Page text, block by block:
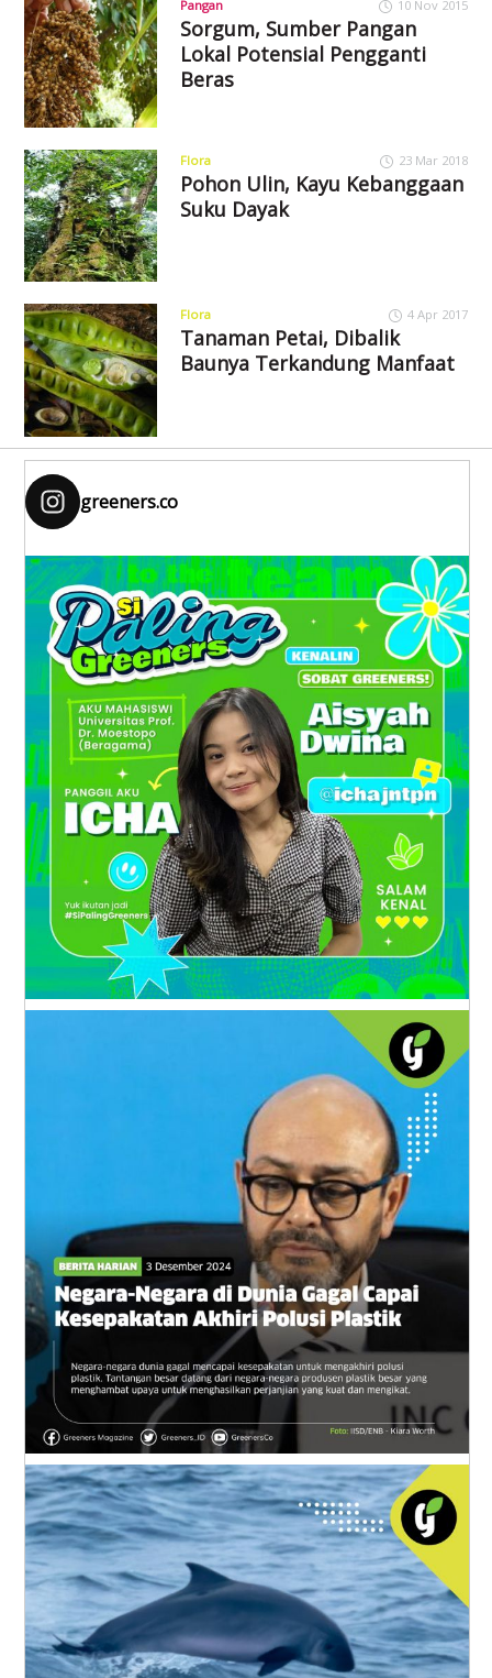
Pangan 10 Nov 2015
Sorgum, Sumber Pangan
Lokal Potensial Pengganti
Beras
Flora 23 Mar 2018
Pohon Ulin, Kayu Kebanggaan
Suku Dayak
Flora 4 Apr 2017
Tanaman Petai, Dibalik
Baunya Terkandung Manfaat
greeners.co